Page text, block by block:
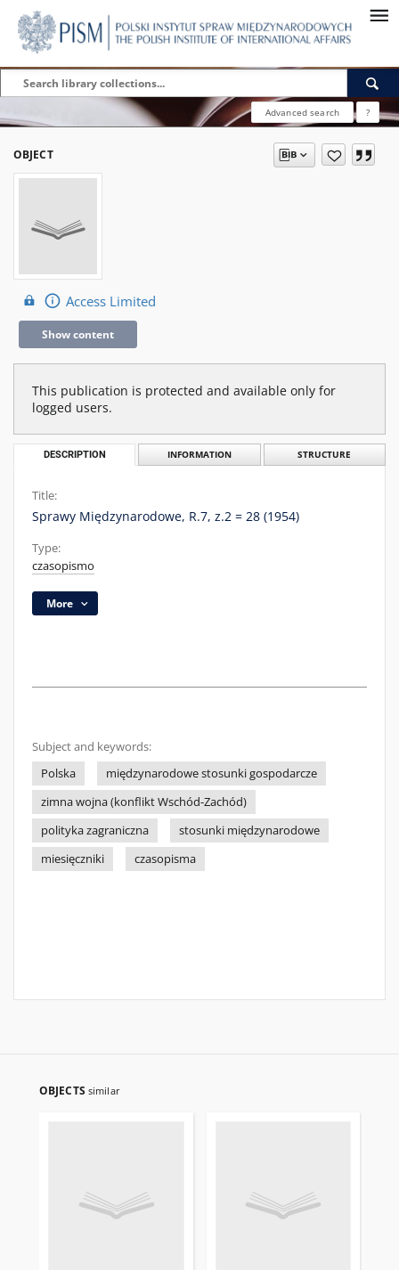
Advanced search ?
OBJECT
Access Limited
Show content
This publication is protected and available only for
logged users.
DESCRIPTION INFORMATION STRUCTURE
Title:
Sprawy Międzynarodowe, R.7, z.2 = 28 (1954)
Type:
czasopismo
More
Subject and keywords:
Polska
międzynarodowe stosunki gospodarcze
zimna wojna (konflikt Wschód-Zachód)
polityka zagraniczna
stosunki międzynarodowe
miesięczniki
czasopisma
OBJECTS similar